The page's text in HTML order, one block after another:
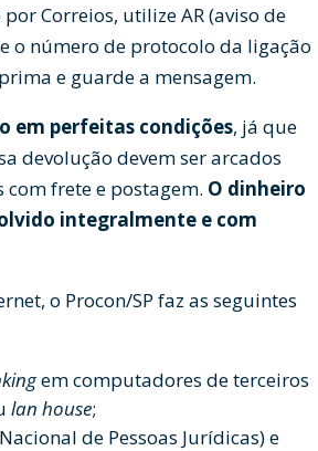
Correios, utilize AR (aviso de
o número de protocolo da ligação
e guarde a mensagem.
em perfeitas condições, já que
devolução devem ser arcados
com frete e postagem. O dinheiro
integralmente e com
o Procon/SP faz as seguintes
em computadores de terceiros
lan house;
de Pessoas Jurídicas) e